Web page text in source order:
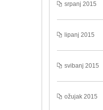
srpanj 2015
lipanj 2015
svibanj 2015
ožujak 2015